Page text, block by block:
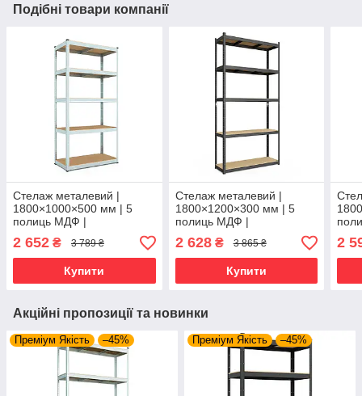
Подібні товари компанії
Стелаж металевий |
1800×1000×500 мм | 5
полиць МДФ |
Оцинкований | Бюджет
ОМ | 150 кг/полицю |
збірний для гаража,
2 652 ₴ 3 789 ₴
Купити
Стелаж металевий |
1800×1200×300 мм | 5
полиць МДФ |
Фарбований | Бюджет КМ
| 150 кг/полицю | збірний
для гаража, складу та
2 628₴ 3 865 ₴
Купити
|
для
2
Акційні пропозиції та новинки
Преміум Якість –45% Преміум Якість –45%